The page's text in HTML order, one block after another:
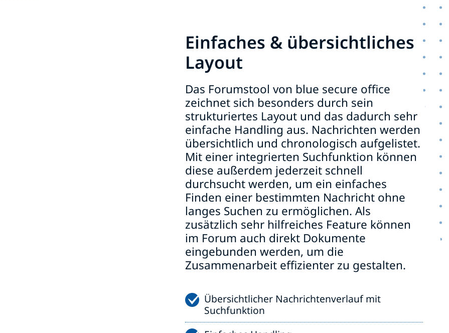
Einfaches & übersichtliches
Layout
Das Forumstool von blue secure office
zeichnet sich besonders durch sein
strukturiertes Layout und das dadurch sehr
einfache Handling aus. Nachrichten werden
übersichtlich und chronologisch aufgelistet.
Mit einer integrierten Suchfunktion können
diese außerdem jederzeit schnell
durchsucht werden, um ein einfaches
Finden einer bestimmten Nachricht ohne
langes Suchen zu ermöglichen. Als
zusätzlich sehr hilfreiches Feature können
im Forum auch direkt Dokumente
eingebunden werden, um die
Zusammenarbeit effizienter zu gestalten.
Übersichtlicher Nachrichtenverlauf mit
Suchfunktion